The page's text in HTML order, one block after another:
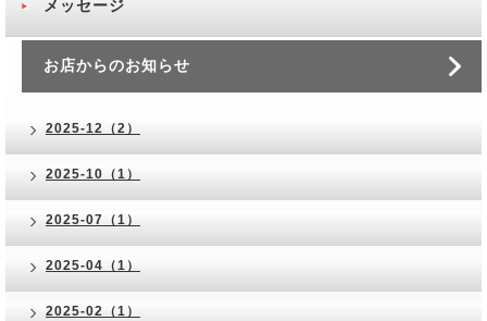
メッセージ
お店からのお知らせ
2025-12（2）
2025-10（1）
2025-07（1）
2025-04（1）
2025-02（1）